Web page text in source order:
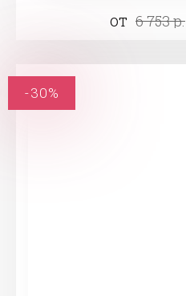
от 6 753 р.
-30%